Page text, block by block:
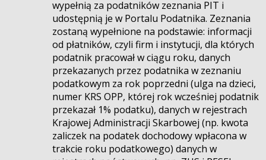
wypełnią za podatników zeznania PIT i
udostępnią je w Portalu Podatnika. Zeznania
zostaną wypełnione na podstawie: informacji
od płatników, czyli firm i instytucji, dla których
podatnik pracował w ciągu roku, danych
przekazanych przez podatnika w zeznaniu
podatkowym za rok poprzedni (ulga na dzieci,
numer KRS OPP, której rok wcześniej podatnik
przekazał 1% podatku), danych w rejestrach
Krajowej Administracji Skarbowej (np. kwota
zaliczek na podatek dochodowy wpłacona w
trakcie roku podatkowego) danych w